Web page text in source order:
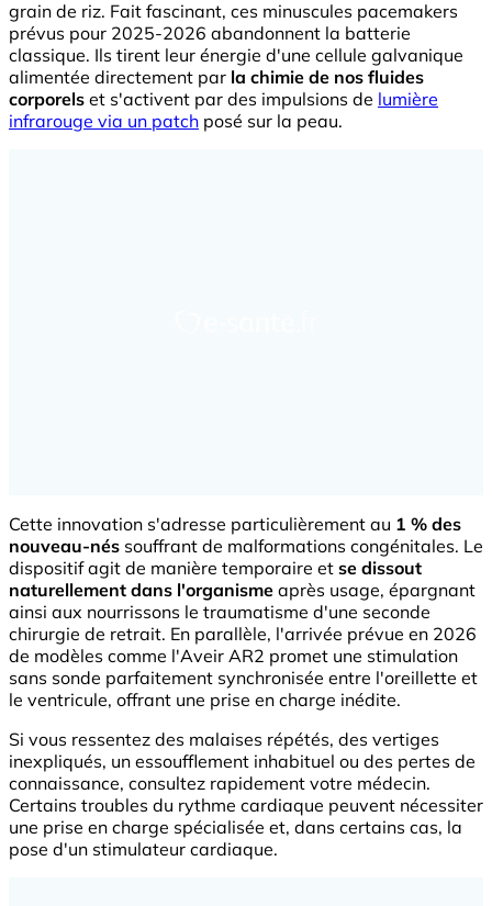
grain de riz. Fait fascinant, ces minuscules pacemakers
prévus pour 2025-2026 abandonnent la batterie
classique. Ils tirent leur énergie d'une cellule galvanique
alimentée directement par la chimie de nos fluides
corporels et s'activent par des impulsions de lumière
infrarouge via un patch posé sur la peau.
Cette innovation s'adresse particulièrement au 1 % des
nouveau-nés souffrant de malformations congénitales. Le
dispositif agit de manière temporaire et se dissout
naturellement dans l'organisme après usage, épargnant
ainsi aux nourrissons le traumatisme d'une seconde
chirurgie de retrait. En parallèle, l'arrivée prévue en 2026
de modèles comme l'Aveir AR2 promet une stimulation
sans sonde parfaitement synchronisée entre l'oreillette et
le ventricule, offrant une prise en charge inédite.
Si vous ressentez des malaises répétés, des vertiges
inexpliqués, un essoufflement inhabituel ou des pertes de
connaissance, consultez rapidement votre médecin.
Certains troubles du rythme cardiaque peuvent nécessiter
une prise en charge spécialisée et, dans certains cas, la
pose d'un stimulateur cardiaque.